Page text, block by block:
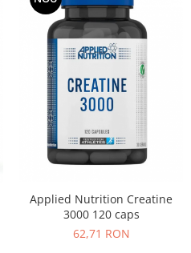
Applied Nutrition Creatine
3000 120 caps
62,71 RON